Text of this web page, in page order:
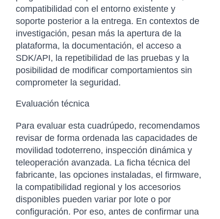
compatibilidad con el entorno existente y
soporte posterior a la entrega. En contextos de
investigación, pesan más la apertura de la
plataforma, la documentación, el acceso a
SDK/API, la repetibilidad de las pruebas y la
posibilidad de modificar comportamientos sin
comprometer la seguridad.
Evaluación técnica
Para evaluar esta cuadrúpedo, recomendamos
revisar de forma ordenada las capacidades de
movilidad todoterreno, inspección dinámica y
teleoperación avanzada. La ficha técnica del
fabricante, las opciones instaladas, el firmware,
la compatibilidad regional y los accesorios
disponibles pueden variar por lote o por
configuración. Por eso, antes de confirmar una